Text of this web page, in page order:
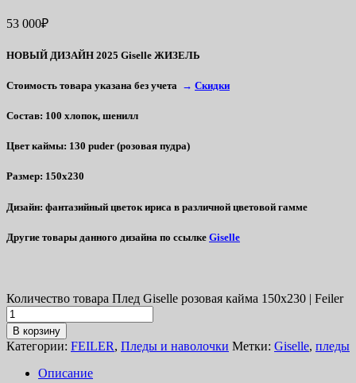
53 000₽
НОВЫЙ ДИЗАЙН 2025 Giselle ЖИЗЕЛЬ
Стоимость товара указана без учета → Скидки
Состав: 100 хлопок, шенилл
Цвет каймы: 130 puder (розовая пудра)
Размер: 150х230
Дизайн: фантазийный цветок ириса в различной цветовой гамме
Другие товары данного дизайна по ссылке Giselle
Количество товара Плед Giselle розовая кайма 150х230 | Feiler
В корзину
Категории: FEILER, Пледы и наволочки Метки: Giselle, пледы
Описание